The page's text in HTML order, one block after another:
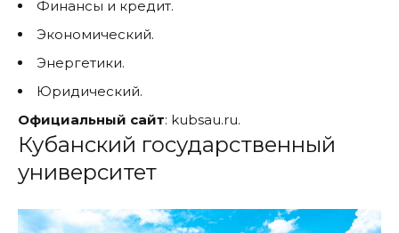
Финансы и кредит.
Экономический.
Энергетики.
Юридический.
Официальный сайт: kubsau.ru.
Кубанский государственный
университет